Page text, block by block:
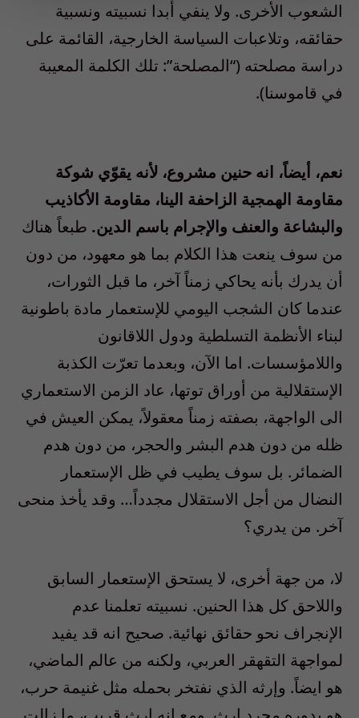
الشعوب الأخرى. ولا ينفي أبدا نسبيته ونسبية
حقائقه، وتلاعبات السياسة الخارجية، القائمة على
دراسة مصلحته (“المصلحة”: تلك الكلمة المعيبة
في قاموسنا).
نعم، أيضاً، انه حنين مشروع، لأنه يقوّي شوكة
مقاومة الهمجية الزاحفة الينا، مقاومة الأكاذيب
والبشاعة والعنف والإجرام باسم الدين. طبعاً هناك
من سوف ينعت هذا الكلام بما هو معهود، من دون
أن يدرك بأنه يحاكي زمناً آخر، ما قبل الثورات،
عندما كان الشجب اليومي للإستعمار مادة باطونية
لبناء الأنظمة التسلطية ودول اللاقانون
واللامؤسسات. اما الآن، وبعدما تعرّت الكذبة
الإستقلالية من أوراق توتها، عاد الزمن الاستعماري
الى الواجهة، بصفته زمناً معقولاً، يمكن العيش في
ظله من دون هدم البشر والحجر، من دون هدم
الضمائر. بل سوف يطيب في ظل الإستعمار
النضال من أجل الاستقلال مجدداً… وقد يأخذ منحى
آخر. من يدري؟
لا، من جهة أخرى، لا يستحق الإستعمار السابق
واللاحق كل هذا الحنين. نسبيته تعلمنا عدم
الإنجراف نحو حقائق نهائية. صحيح انه قد يفيد
لمواجهة التقهقر العربي، ولكنه من عالم الماضي،
هو ايضاً. وإرثه الذي نفتخر بحمله مثل غنيمة حرب،